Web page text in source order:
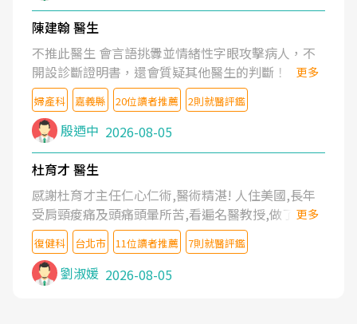
陳建翰 醫生
不推此醫生 會言語挑釁並情緒性字眼攻擊病人，不
開設診斷證明書，還會質疑其他醫生的判斷！
更多
婦產科 嘉義縣 20位讀者推薦 2則就醫評鑑
殷迺中 2026-08-05
杜育才 醫生
感謝杜育才主任仁心仁術,醫術精湛! 人住美國,長年
受肩頸痠痛及頭痛頭暈所苦,看遍名醫教授,做了各種
檢查,也嘗試過西醫打針,中醫針灸及物理徒手治療都
沒有用,後來連吃到嗎啡類止痛藥都效果有限,只是壓
症狀,沒多久就痛起來,多年失眠嚴重影響生活品質.
台灣親友介紹忠孝醫院杜育才主任是頸頭症候群專
更多
復健科 台北市 11位讀者推薦 7則就醫評鑑
劉淑媛 2026-08-05